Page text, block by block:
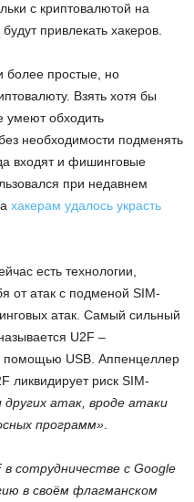
с криптовалютой на
привлекать хакеров.
более простые, но
Взять хотя бы
умеют обходить
необходимости подменять
входят и фишинговые
при недавнем
хакерам удалось украсть
есть технологии,
от атак с подменой SIM-
атак. Самый сильный
U2F –
помощью USB. Аппенцеллер
ликвидирует риск SIM-
атак, вроде атаки
программ».
в сотрудничестве с Google
в своём флагманском